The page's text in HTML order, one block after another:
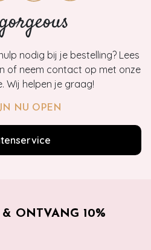
nodig bij je bestelling? Lees
of neem contact op met onze
Wij helpen je graag!
NU OPEN
ONTVANG 10%